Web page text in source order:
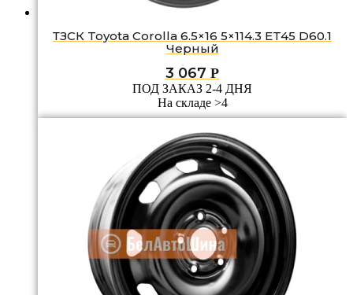
ТЗСК Toyota Corolla 6.5×16 5×114.3 ET45 D60.1
Черный
3 067 Р
ПОД ЗАКАЗ 2-4 ДНЯ
На складе >4